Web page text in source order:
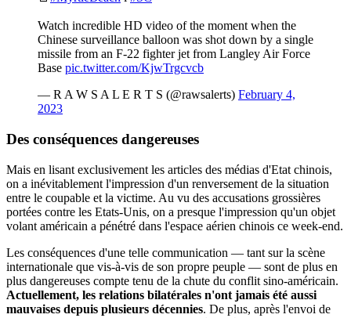
Watch incredible HD video of the moment when the
Chinese surveillance balloon was shot down by a single
missile from an F-22 fighter jet from Langley Air Force
Base pic.twitter.com/KjwTrgcvcb
— R A W S A L E R T S (@rawsalerts) February 4,
2023
Des conséquences dangereuses
Mais en lisant exclusivement les articles des médias d'Etat chinois,
on a inévitablement l'impression d'un renversement de la situation
entre le coupable et la victime. Au vu des accusations grossières
portées contre les Etats-Unis, on a presque l'impression qu'un objet
volant américain a pénétré dans l'espace aérien chinois ce week-end.
Les conséquences d'une telle communication — tant sur la scène
internationale que vis-à-vis de son propre peuple — sont de plus en
plus dangereuses compte tenu de la chute du conflit sino-américain.
Actuellement, les relations bilatérales n'ont jamais été aussi
mauvaises depuis plusieurs décennies. De plus, après l'envoi de